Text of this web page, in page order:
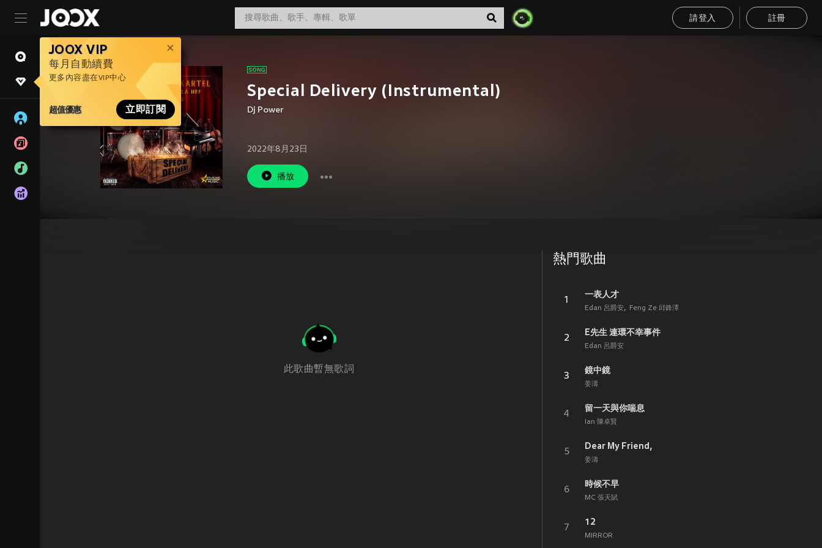
請登入 註冊
JOOX VIP
每月自動續費
更多內容盡在VIP中心
超值優惠 立即訂閱
Special Delivery (Instrumental)
Dj Power
2022年8月23日
播放
此歌曲暫無歌詞
熱門歌曲
1
一表人才
Edan 呂爵安 Feng Ze 邱鋒澤
2
E先生 連環不幸事件
Edan 呂爵安
3
鏡中鏡
姜濤
4
留一天與你喘息
Ian 陳卓賢
5
Dear My Friend,
姜濤
6
時候不早
MC 張天賦
7
12
MIRROR